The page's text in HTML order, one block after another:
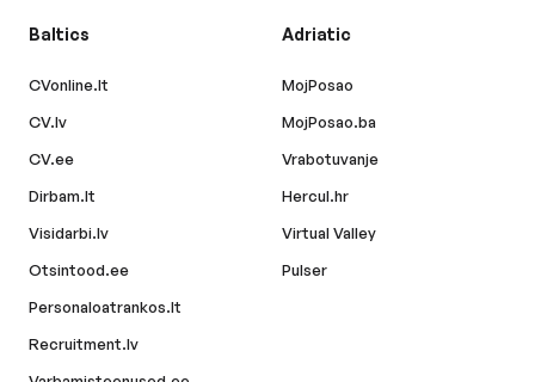
Baltics
CVonline.lt
CV.lv
CV.ee
Dirbam.lt
Visidarbi.lv
Otsintood.ee
Personaloatrankos.lt
Recruitment.lv
Adriatic
MojPosao
MojPosao.ba
Vrabotuvanje
Hercul.hr
Virtual Valley
Pulser